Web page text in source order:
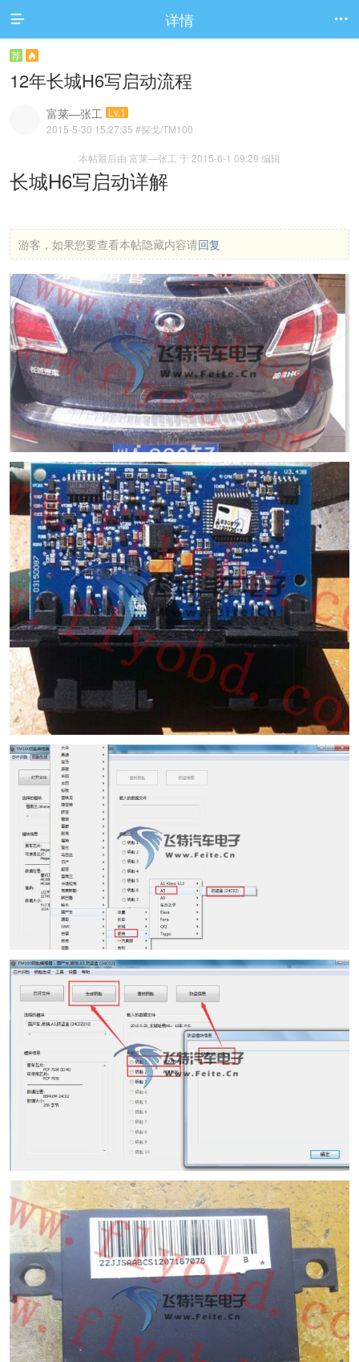
 详情 
荐 
12年长城H6写启动流程
富莱—张工 Lv.1
2015-5-30 15:27:35 #探戈/TM100
本帖最后由 富莱—张工 于 2015-6-1 09:29 编辑
长城H6写启动详解
游客，如果您要查看本帖隐藏内容请回复